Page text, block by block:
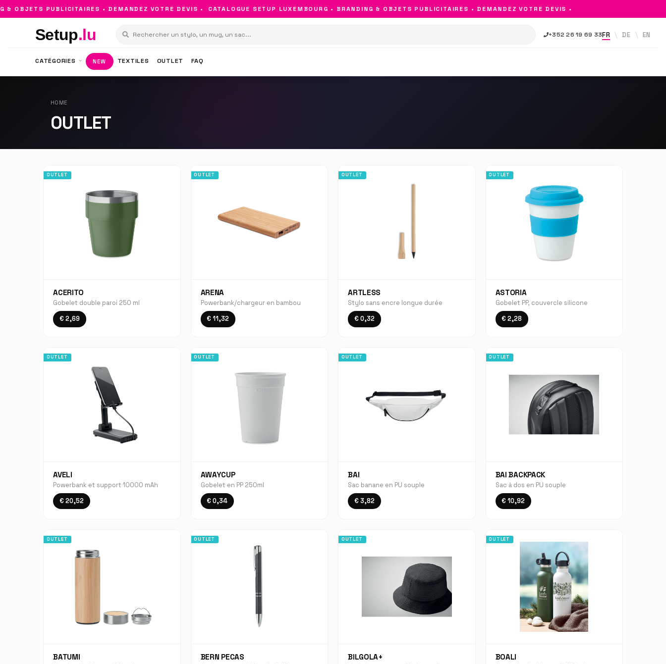
PUBLICITAIRES • DEMANDEZ VOTRE DEVIS • CATALOGUE SETUP LUXEMBOURG • BRANDING & OBJETS PUBLICITAIRES • DEMANDEZ VOTRE DEVIS •
Setup.lu +352 26 19 69 33FR DE EN
CATÉGORIES NEW TEXTILES OUTLET FAQ
HOME
OUTLET
OUTLET
ACERITO
Gobelet double paroi 250 ml
€ 2,69
OUTLET
ARENA
Powerbank/chargeur en bambou
€ 11,32
OUTLET
ARTLESS
Stylo sans encre longue durée
€ 0,32
OUTLET
ASTORIA
Gobelet PP, couvercle silicone
€ 2,28
OUTLET
AVELI
Powerbank et support 10000 mAh
€ 20,52
OUTLET
AWAYCUP
Gobelet en PP 250ml
€ 0,34
OUTLET
BAI
Sac banane en PU souple
€ 3,82
OUTLET
BAI BACKPACK
Sac à dos en PU souple
€ 10,92
OUTLET
BATUMI
OUTLET
BERN PECAS
OUTLET
BILGOLA+
OUTLET
BOALI